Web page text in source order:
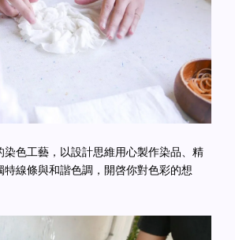
染色工藝，以設計思維用心製作染品、精
特線條與和諧色調，開啓你對色彩的想